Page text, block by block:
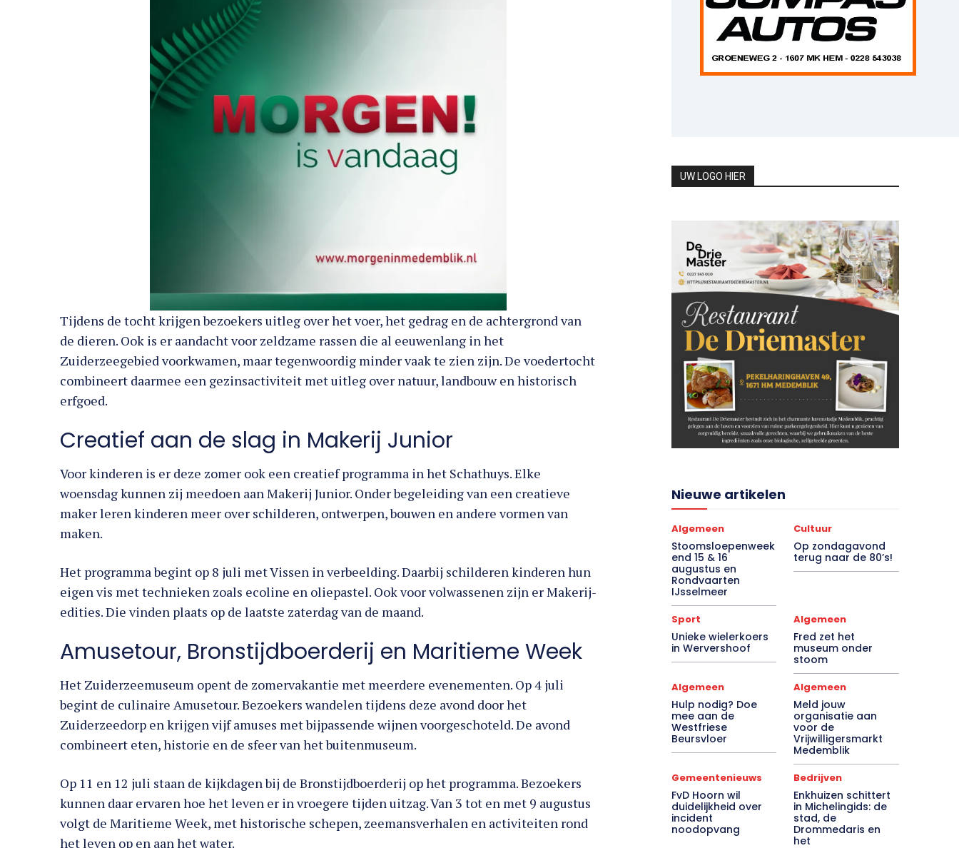
Tijdens de tocht krijgen bezoekers uitleg over het voer, het gedrag en de achtergrond van
de dieren. Ook is er aandacht voor zeldzame rassen die al eeuwenlang in het
Zuiderzeegebied voorkwamen, maar tegenwoordig minder vaak te zien zijn. De voedertocht
combineert daarmee een gezinsactiviteit met uitleg over natuur, landbouw en historisch
Creatief aan de slag in Makerij Junior
woensdag kunnen zij meedoen aan Makerij Junior. Onder begeleiding van een creatieve
maker leren kinderen meer over schilderen, ontwerpen, bouwen en andere vormen van
eigen vis met technieken zoals ecoline en oliepastel. Ook voor volwassenen zijn er Makerij-
edities. Die vinden plaats op de laatste zaterdag van de maand.
Amusetour, Bronstijdboerderij en Maritieme Week
begint de culinaire Amusetour. Bezoekers wandelen tijdens deze avond door het
Zuiderzeedorp en krijgen vijf amuses met bijpassende wijnen voorgeschoteld. De avond
combineert eten, historie en de sfeer van het buitenmuseum.
kunnen daar ervaren hoe het leven er in vroegere tijden uitzag. Van 3 tot en met 9 augustus
volgt de Maritieme Week, met historische schepen, zeemansverhalen en activiteiten rond
het leven op en aan het water.
UW LOGO HIER
Nieuwe artikelen
Algemeen
Stoomsloepenweek
end 15 & 16
augustus en
Rondvaarten
IJsselmeer
Cultuur
Op zondagavond
terug naar de 80’s!
Sport
Unieke wielerkoers
in Wervershoof
Algemeen
Fred zet het
museum onder
stoom
Algemeen
Hulp nodig? Doe
mee aan de
Westfriese
Beursvloer
Algemeen
Meld jouw
organisatie aan
voor de
Vrijwilligersmarkt
Medemblik
Gemeentenieuws
FvD Hoorn wil
duidelijkheid over
incident
noodopvang
Bedrijven
Enkhuizen schittert
in Michelingids: de
stad, de
Drommedaris en
het